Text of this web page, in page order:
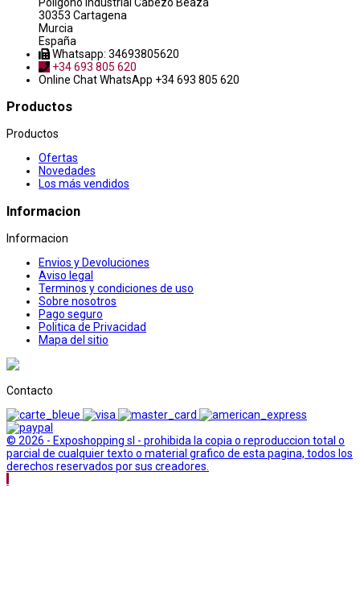
30353 Cartagena
Murcia
España
Whatsapp: 34693805620
+34 693 805 620
Online ChatWhatsApp +34 693 805 620
Productos
Productos
Ofertas
Novedades
Los más vendidos
Informacion
Informacion
Envios y Devoluciones
Aviso legal
Terminos y condiciones de uso
Sobre nosotros
Pago seguro
Politica de Privacidad
Mapa del sitio
Contacto
© 2026 - Exposhopping sl - prohibida la copia o reproduccion total o
parcial de cualquier texto o material grafico de esta pagina, todos los
derechos reservados por sus creadores.